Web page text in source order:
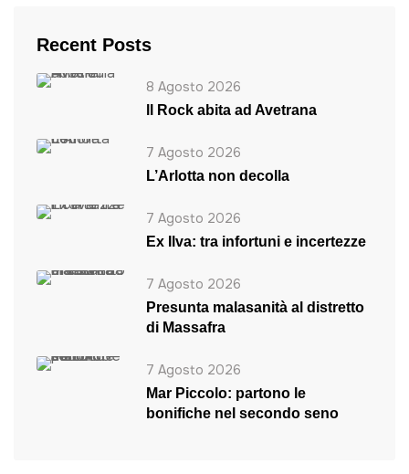
Recent Posts
8 Agosto 2026
ll Rock abita ad Avetrana
7 Agosto 2026
L’Arlotta non decolla
7 Agosto 2026
Ex Ilva: tra infortuni e incertezze
7 Agosto 2026
Presunta malasanità al distretto
di Massafra
7 Agosto 2026
Mar Piccolo: partono le
bonifiche nel secondo seno